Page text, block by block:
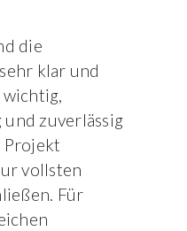
die
klar und
zuverlässig
Projekt
vollsten
Für